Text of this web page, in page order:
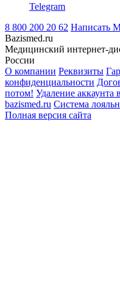
Telegram
8 800 200 20 62 Написать
Bazismed.ru
Медицинский интернет-
России
О компании Реквизиты
конфиденциальности
потом! Удаление
bazismed.ru Система
Полная версия сайта